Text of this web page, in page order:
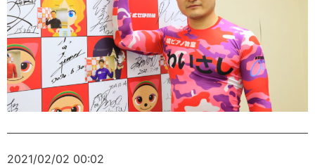
2021/02/02 00:02